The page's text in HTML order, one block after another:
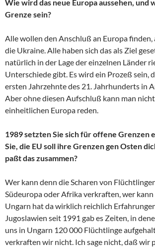
Wie wird das neue Europa aussehen, und
Grenze sein?
Alle wollen den Anschluß an Europa finden,
die Ukraine. Alle haben sich das als Ziel
natürlich in der Lage der einzelnen Länder
Unterschiede gibt. Es wird ein Prozeß sein,
ersten Jahrzehnte des 21. Jahrhunderts in
Aber ohne diesen Aufschluß kann man
einheitlichen Europa reden.
1989 setzten Sie sich für offene Grenzen
Sie, die EU soll ihre Grenzen gen Osten
paßt das zusammen?
Wer kann denn die Scharen von
Südeuropa oder Afrika verkraften, wer kann
Ungarn hat da wirklich reichlich
Jugoslawien seit 1991 gab es Zeiten, in
uns in Ungarn 120 000 Flüchtlinge
verkraften wir nicht. Ich sage nicht, daß wir